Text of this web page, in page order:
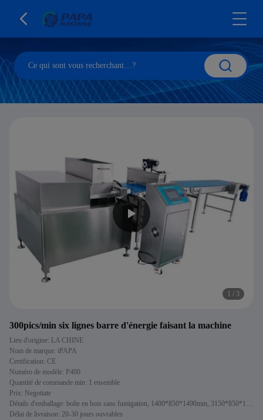
1 / 3
300pics/min six lignes barre d'énergie faisant la machine
Lieu d'origine: LA CHINE
Nom de marque: iPAPA
Certification: CE
Numéro de modèle: P400
Quantité de commande min: 1 ensemble
Prix: Negotiate
Détails d'emballage: boîte en bois sans fumigation, 1400*850*1490mm, 3150*850*1680mm
Délai de livraison: 20-30 jours ouvrables